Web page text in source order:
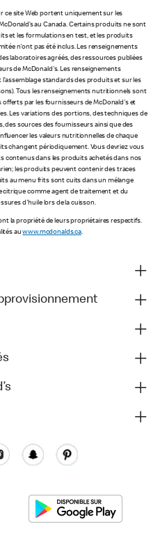
ce site Web portent uniquement sur les
au Canada. Certains produits ne sont
et les formulations en test, et les produits
n'ont pas été inclus. Les renseignements
laboratoires agréés, des ressources publiées
de McDonald's. Les renseignements
standards des produits et sur les
Tous les renseignements nutritionnels sont
par les fournisseurs de McDonald's et
Les variations des portions, des techniques de
des sources des fournisseurs ainsi que des
les valeurs nutritionnelles de chaque
changent périodiquement. Vous devriez vous
contenus dans les produits achetés dans nos
les produits peuvent contenir des traces
au menu frits sont cuits dans un mélange
citrique comme agent de traitement et du
d'huile lors de la cuisson.
la propriété de leurs propriétaires respectifs.
auwww.mcdonalds.ca.